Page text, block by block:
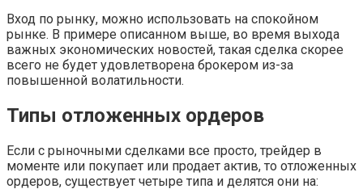
Вход по рынку, можно использовать на спокойном
рынке. В примере описанном выше, во время выхода
важных экономических новостей, такая сделка скорее
всего не будет удовлетворена брокером из-за
повышенной волатильности.
Типы отложенных ордеров
Если с рыночными сделками все просто, трейдер в
моменте или покупает или продает актив, то отложенных
ордеров, существует четыре типа и делятся они на: